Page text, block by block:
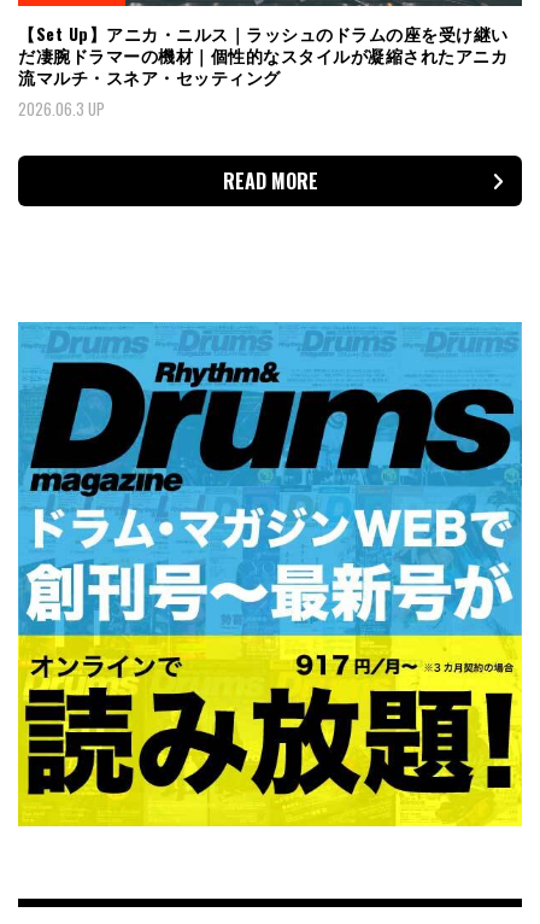
【Set Up】アニカ・ニルス｜ラッシュのドラムの座を受け継い
だ凄腕ドラマーの機材｜個性的なスタイルが凝縮されたアニカ
流マルチ・スネア・セッティング
2026.06.3 UP
READ MORE